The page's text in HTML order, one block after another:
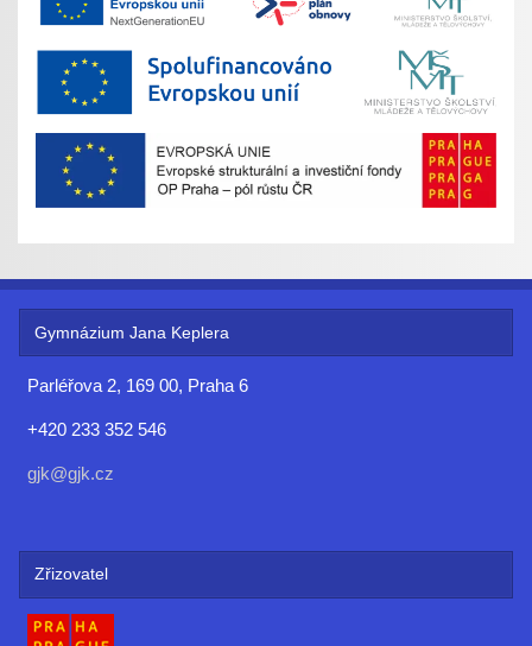
Gymnázium Jana Keplera
Parléřova 2, 169 00, Praha 6
+420 233 352 546
gjk@gjk.cz
Zřizovatel